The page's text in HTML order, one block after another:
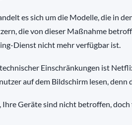
es sich um die Modelle, die in
die von dieser Maßnahme
Dienst nicht mehr verfügbar ist.
Einschränkungen ist
auf dem Bildschirm lesen,
Geräte sind nicht betroffen,